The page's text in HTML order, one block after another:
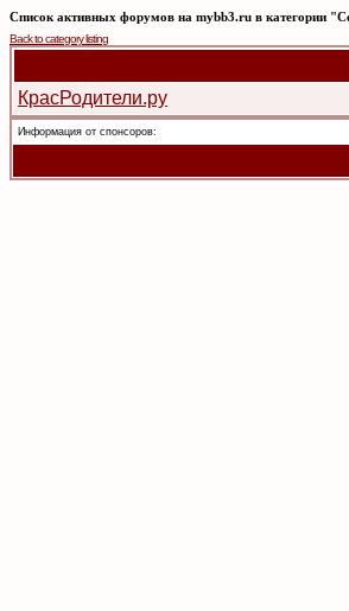
Список активных форумов на mybb3.ru в категории
Back to category listing
КрасРодители.ру
Информация от спонсоров: